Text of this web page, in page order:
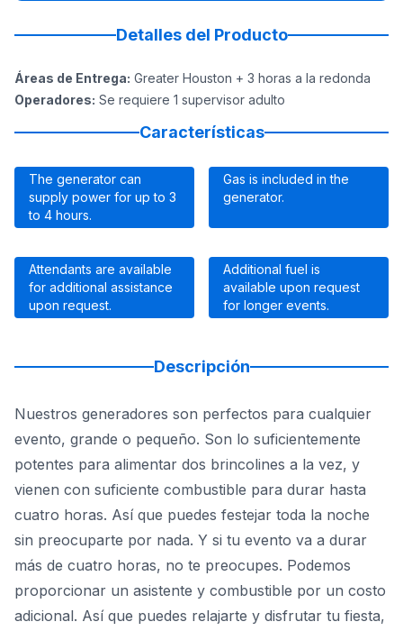
Detalles del Producto
Áreas de Entrega: Greater Houston + 3 horas a la redonda
Operadores: Se requiere 1 supervisor adulto
Características
The generator can
supply power for up to 3
to 4 hours.
Gas is included in the
generator.
Attendants are available
for additional assistance
upon request.
Additional fuel is
available upon request
for longer events.
Descripción
Nuestros generadores son perfectos para cualquier
evento, grande o pequeño. Son lo suficientemente
potentes para alimentar dos brincolines a la vez, y
vienen con suficiente combustible para durar hasta
cuatro horas. Así que puedes festejar toda la noche
sin preocuparte por nada. Y si tu evento va a durar
más de cuatro horas, no te preocupes. Podemos
proporcionar un asistente y combustible por un costo
adicional. Así que puedes relajarte y disfrutar tu fiesta,